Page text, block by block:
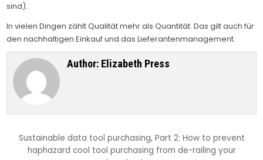
sind).
In vielen Dingen zählt Qualität mehr als Quantität. Das gilt auch für
den nachhaltigen Einkauf und das Lieferantenmanagement.
Author: Elizabeth Press
Beitragsnavigation
Sustainable data tool purchasing, Part 2: How to prevent
haphazard cool tool purchasing from de-railing your